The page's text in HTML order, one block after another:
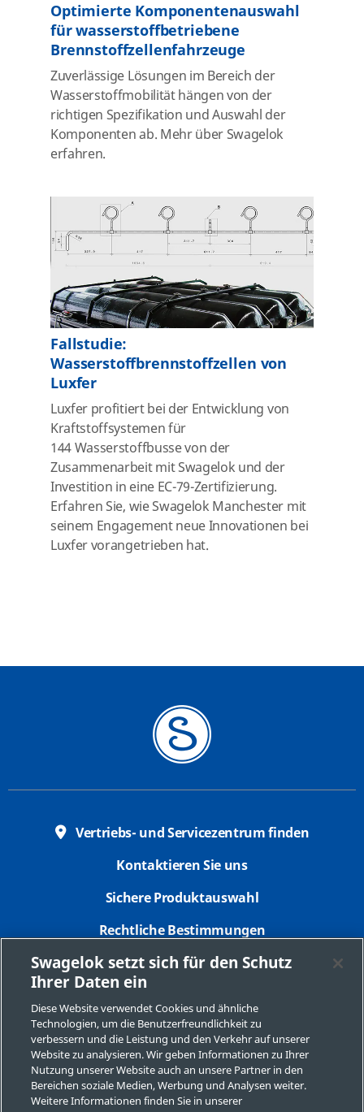
Optimierte Komponentenauswahl
für wasserstoffbetriebene
Brennstoffzellenfahrzeuge
Zuverlässige Lösungen im Bereich der
Wasserstoffmobilität hängen von der
richtigen Spezifikation und Auswahl der
Komponenten ab. Mehr über Swagelok
erfahren.
Fallstudie:
Wasserstoffbrennstoffzellen von
Luxfer
Luxfer profitiert bei der Entwicklung von
Kraftstoffsystemen für
144 Wasserstoffbusse von der
Zusammenarbeit mit Swagelok und der
Investition in eine EC-79-Zertifizierung.
Erfahren Sie, wie Swagelok Manchester mit
seinem Engagement neue Innovationen bei
Luxfer vorangetrieben hat.
Vertriebs- und Servicezentrum finden
Kontaktieren Sie uns
Sichere Produktauswahl
Rechtliche Bestimmungen
Datenschutzbestimmungen
Seitenverzeichnis
Cookie-Präferenzen
Meine personenbezogenen Informationen nicht
Swagelok setzt sich für den Schutz
Ihrer Daten ein
Diese Website verwendet Cookies und ähnliche
Technologien, um die Benutzerfreundlichkeit zu
verbessern und die Leistung und den Verkehr auf unserer
Website zu analysieren. Wir geben Informationen zu Ihrer
Nutzung unserer Website auch an unsere Partner in den
Bereichen soziale Medien, Werbung und Analysen weiter.
Weitere Informationen finden Sie in unserer